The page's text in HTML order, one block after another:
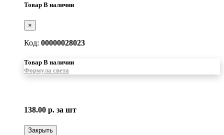
Товар В наличии
×
Код: 00000028023
Товар В наличии
Формула света
138.00 р. за шт
Закрыть